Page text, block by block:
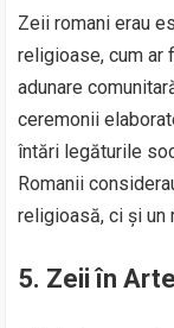
Zeii romani erau
religioase, cum ar
adunare
ceremonii
întări legăturile
Romanii
religioasă, ci și un
5. Zeii în